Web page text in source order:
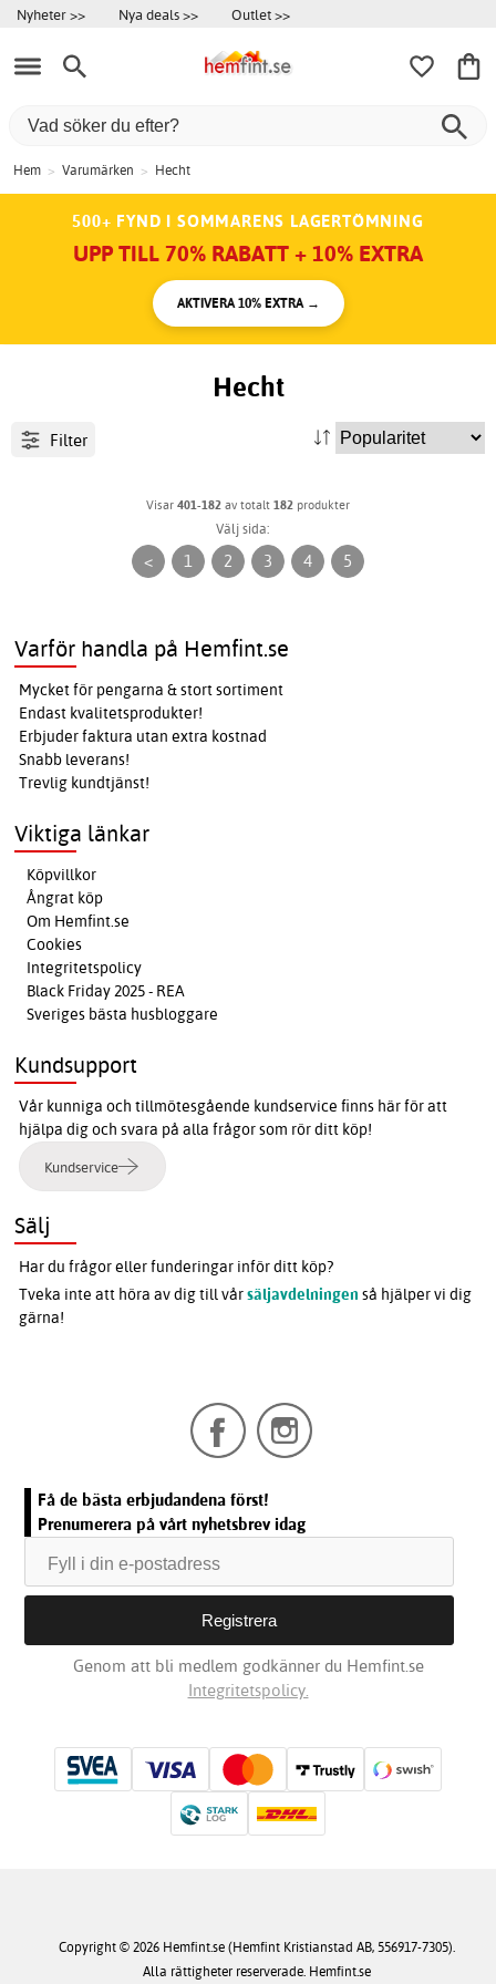
Nyheter >> Nya deals >> Outlet >>
Hem > Varumärken > Hecht
500+ FYND I SOMMARENS LAGERTÖMNING
UPP TILL 70% RABATT + 10% EXTRA
AKTIVERA 10% EXTRA →
Hecht
Filter
Visar 401-182 av totalt 182 produkter
Välj sida:
< 1 2 3 4 5
Varför handla på Hemfint.se
Mycket för pengarna & stort sortiment
Endast kvalitetsprodukter!
Erbjuder faktura utan extra kostnad
Snabb leverans!
Trevlig kundtjänst!
Viktiga länkar
Köpvillkor
Ångrat köp
Om Hemfint.se
Cookies
Integritetspolicy
Black Friday 2025 - REA
Sveriges bästa husbloggare
Kundsupport
Vår kunniga och tillmötesgående kundservice finns här för att
hjälpa dig och svara på alla frågor som rör ditt köp!
Kundservice
Sälj
Har du frågor eller funderingar inför ditt köp?
Tveka inte att höra av dig till vårsäljavdelningen så hjälper vi dig
gärna!
Få de bästa erbjudandena först!
Prenumerera på vårt nyhetsbrev idag
Genom att bli medlem godkänner du Hemfint.se
Integritetspolicy.
Copyright © 2026 Hemfint.se (Hemfint Kristianstad AB, 556917-7305).
Alla rättigheter reserverade. Hemfint.se